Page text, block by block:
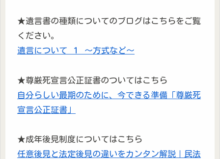
★遺言書の種類についてのブログはこちらをご覧
ください。
遺言について １ ～方式など～
★尊厳死宣言公正証書のついてはこちら
自分らしい最期のために、今できる準備「尊厳死
宣言公正証書」
★成年後見制度についてはこちら
任意後見と法定後見の違いをカンタン解説｜民法